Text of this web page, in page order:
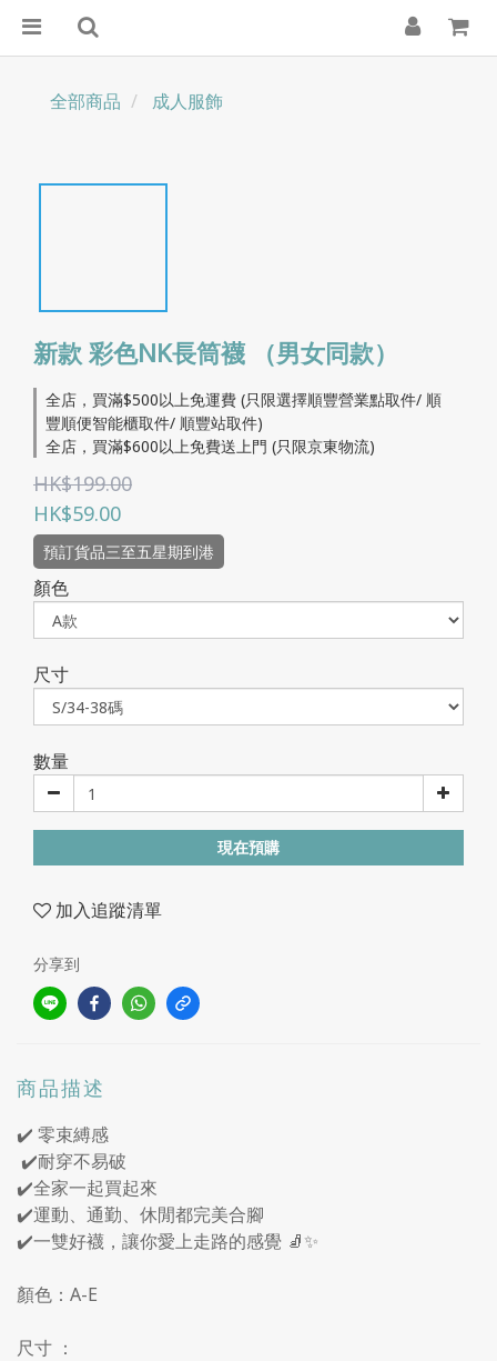
全部商品 成人服飾
新款 彩色NK長筒襪 （男女同款）
全店，買滿$500以上免運費 (只限選擇順豐營業點取件/ 順
豐順便智能櫃取件/ 順豐站取件)
全店，買滿$600以上免費送上門 (只限京東物流)
HK$199.00
HK$59.00
預訂貨品三至五星期到港
顏色
尺寸
數量
現在預購
加入追蹤清單
分享到
商品描述
✔️ 零束縛感
✔️耐穿不易破
✔️全家一起買起來
✔️運動、通勤、休閒都完美合腳
✔️一雙好襪，讓你愛上走路的感覺 🧦✨
顏色：A-E
尺寸 ：